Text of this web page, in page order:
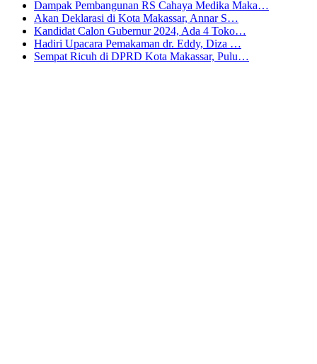
Dampak Pembangunan RS Cahaya Medika Maka…
Akan Deklarasi di Kota Makassar, Annar S…
Kandidat Calon Gubernur 2024, Ada 4 Toko…
Hadiri Upacara Pemakaman dr. Eddy, Diza …
Sempat Ricuh di DPRD Kota Makassar, Pulu…